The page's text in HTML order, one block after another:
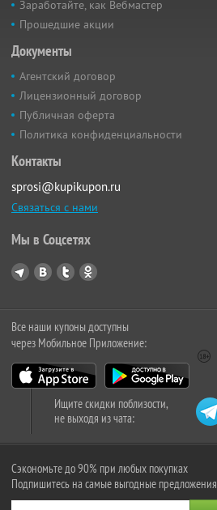
Заработайте, как Вебмастер
Прошедшие акции
Документы
Агентский договор
Лицензионный договор
Публичная оферта
Политика конфиденциальности
Контакты
sprosi@kupikupon.ru
Связаться с нами
Мы в Соцсетях
Все наши купоны доступны
через Мобильное Приложение:
Ищите скидки поблизости,
не выходя из чата:
Сэкономьте до 90% при любых покупках
Подпишитесь на самые выгодные предложения